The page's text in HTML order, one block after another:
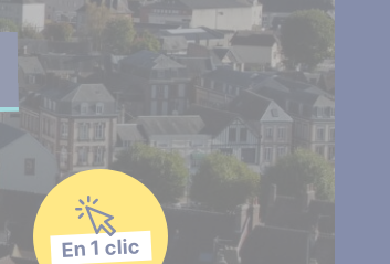
En 1 clic